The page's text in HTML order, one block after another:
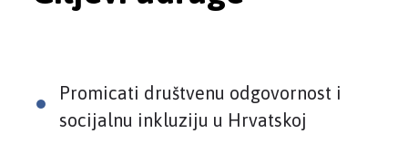
Promicati društvenu odgovornost i
socijalnu inkluziju u Hrvatskoj